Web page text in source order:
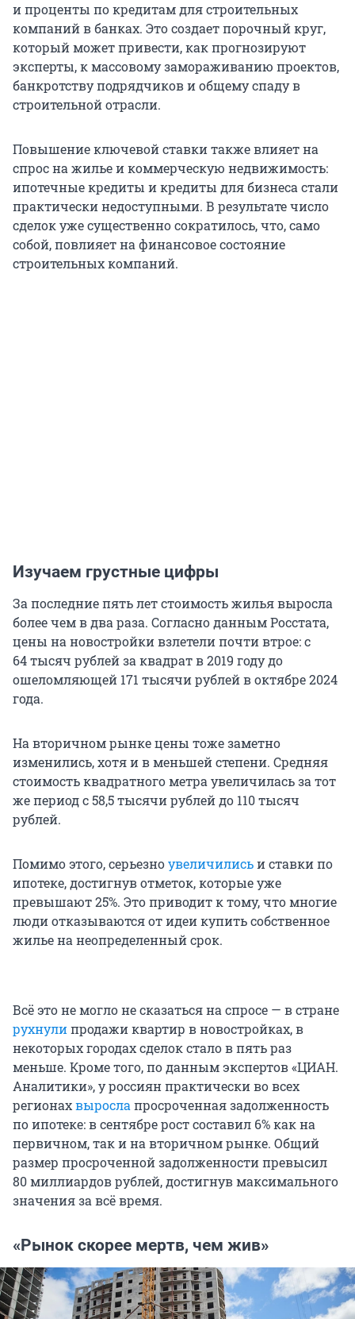
и проценты по кредитам для строительных
компаний в банках. Это создает порочный круг,
который может привести, как прогнозируют
эксперты, к массовому замораживанию проектов,
банкротству подрядчиков и общему спаду в
строительной отрасли.
Повышение ключевой ставки также влияет на
спрос на жилье и коммерческую недвижимость:
ипотечные кредиты и кредиты для бизнеса стали
практически недоступными. В результате число
сделок уже существенно сократилось, что, само
собой, повлияет на финансовое состояние
строительных компаний.
Изучаем грустные цифры
За последние пять лет стоимость жилья выросла
более чем в два раза. Согласно данным Росстата,
цены на новостройки взлетели почти втрое: с
64 тысяч рублей за квадрат в 2019 году до
ошеломляющей 171 тысячи рублей в октябре 2024
года.
На вторичном рынке цены тоже заметно
изменились, хотя и в меньшей степени. Средняя
стоимость квадратного метра увеличилась за тот
же период с 58,5 тысячи рублей до 110 тысяч
рублей.
Помимо этого, серьезноувеличилисьи ставки по
ипотеке, достигнув отметок, которые уже
превышают 25%. Это приводит к тому, что многие
люди отказываются от идеи купить собственное
жилье на неопределенный срок.
Всё это не могло не сказаться на спросе — в стране
рухнулипродажи квартир в новостройках, в
некоторых городах сделок стало в пять раз
меньше. Кроме того, по данным экспертов «ЦИАН.
Аналитики», у россиян практически во всех
регионахвырослапросроченная задолженность
по ипотеке: в сентябре рост составил 6% как на
первичном, так и на вторичном рынке. Общий
размер просроченной задолженности превысил
80 миллиардов рублей, достигнув максимального
значения за всё время.
«Рынок скорее мертв, чем жив»